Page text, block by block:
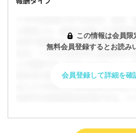
この情報は会員限
無料会員登録するとお読み
会員登録して詳細を確